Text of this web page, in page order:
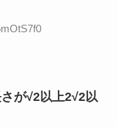
が√2以上2√2以